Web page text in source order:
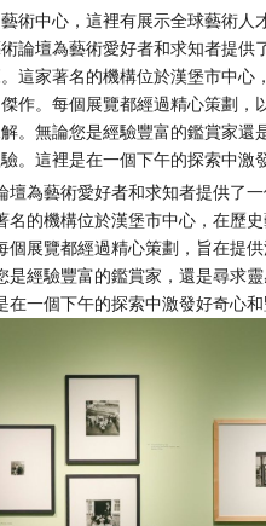
術中心，這裡有展示全球藝術人
論壇為藝術愛好者和求知者提
這家著名的機構位於漢堡市中
作。每個展覽都經過精心策劃
。無論您是經驗豐富的鑑賞家
。這裡是在一個下午的探索中激
壇為藝術愛好者和求知者提供了
名的機構位於漢堡市中心，在歷
個展覽都經過精心策劃，旨在提
是經驗豐富的鑑賞家，還是尋求
在一個下午的探索中激發好奇心和